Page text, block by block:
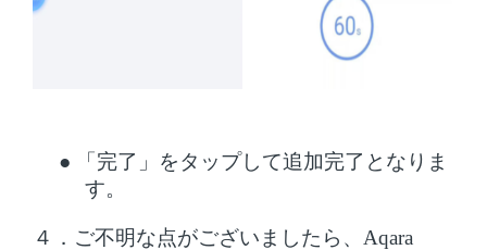
●
「完了」をタップして追加完了となりま
す。
４．ご不明な点がございましたら、 Aqara